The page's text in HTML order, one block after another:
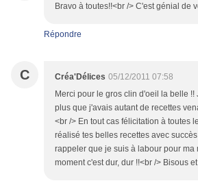
Bravo à toutes!!<br /> C'est génial de
Répondre
C Créa'Délices 05/12/2011 07:58
Merci pour le gros clin d'oeil la belle
plus que j'avais autant de recettes
<br /> En tout cas félicitation à toutes
réalisé tes belles recettes avec
rappeler que je suis à labour pour ma
moment c'est dur, dur !!<br /> Bisous